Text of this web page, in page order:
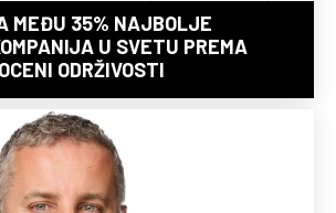
MEĐU 35% NAJBOLJE
U SVETU PREMA
ODRŽIVOSTI